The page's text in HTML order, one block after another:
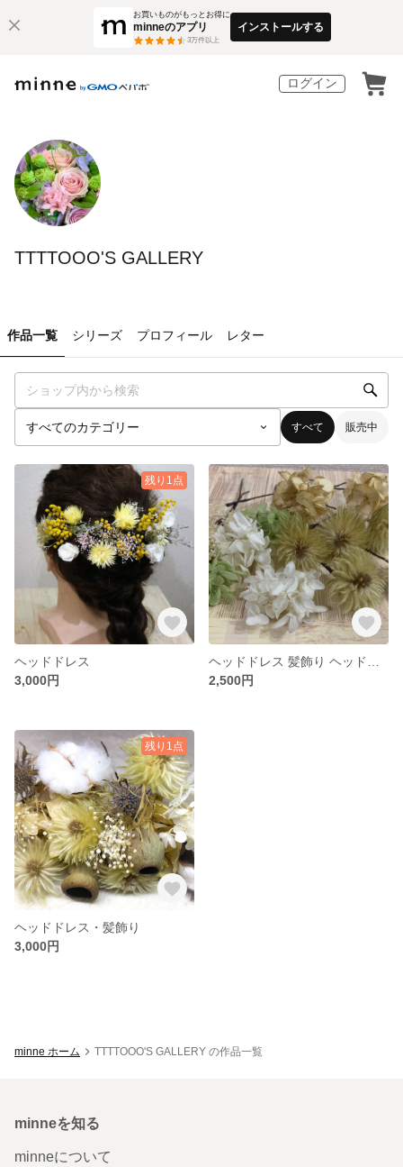
お買いものがもっとお得に
minneのアプリ
3万件以上
インストールする
ログイン
TTTTOOO'S GALLERY
作品一覧 シリーズ プロフィール レター
すべて 販売中
残り1点
ヘッドドレス
3,000円
2,500円
残り1点
ヘッドドレス・髪飾り
3,000円
minne ホーム TTTTOOO'S GALLERY の作品一覧
minneを知る
minneについて